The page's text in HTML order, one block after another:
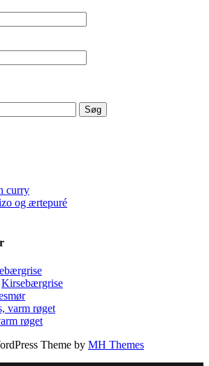
curry
og ærtepuré
Kirsebærgrise
varm røget
røget
Theme by MH Themes